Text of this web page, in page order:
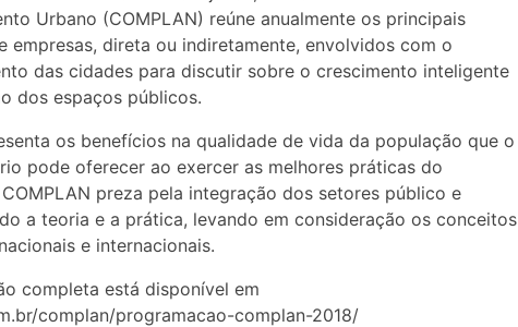
Urbano (COMPLAN) reúne anualmente os principais
empresas, direta ou indiretamente, envolvidos com o
das cidades para discutir sobre o crescimento inteligente
dos espaços públicos.
os benefícios na qualidade de vida da população que o
pode oferecer ao exercer as melhores práticas do
preza pela integração dos setores público e
a teoria e a prática, levando em consideração os conceitos
e internacionais.
completa está disponível em
complan/programacao-complan-2018/